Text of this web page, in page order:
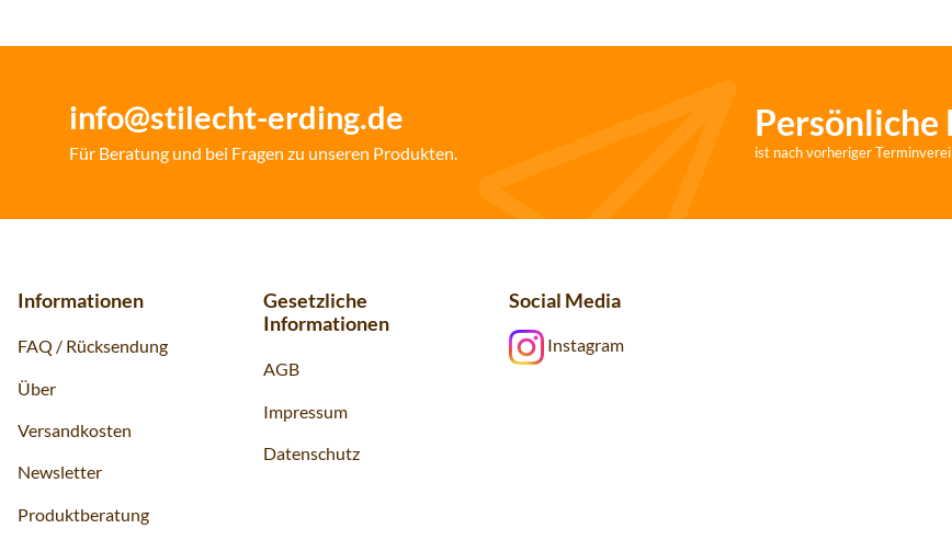
info@stilecht-erding.de
Für Beratung und bei Fragen zu unseren Produkten. ist nach vorheriger
Informationen
FAQ / Rücksendung
Über
Versandkosten
Newsletter
Produktberatung
Gesetzliche
Informationen
AGB
Impressum
Datenschutz
Social Media
Instagram